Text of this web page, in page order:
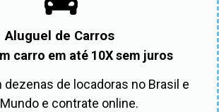
Aluguel de Carros
carro em até 10X sem juros
dezenas de locadoras no Brasil e
e contrate online.